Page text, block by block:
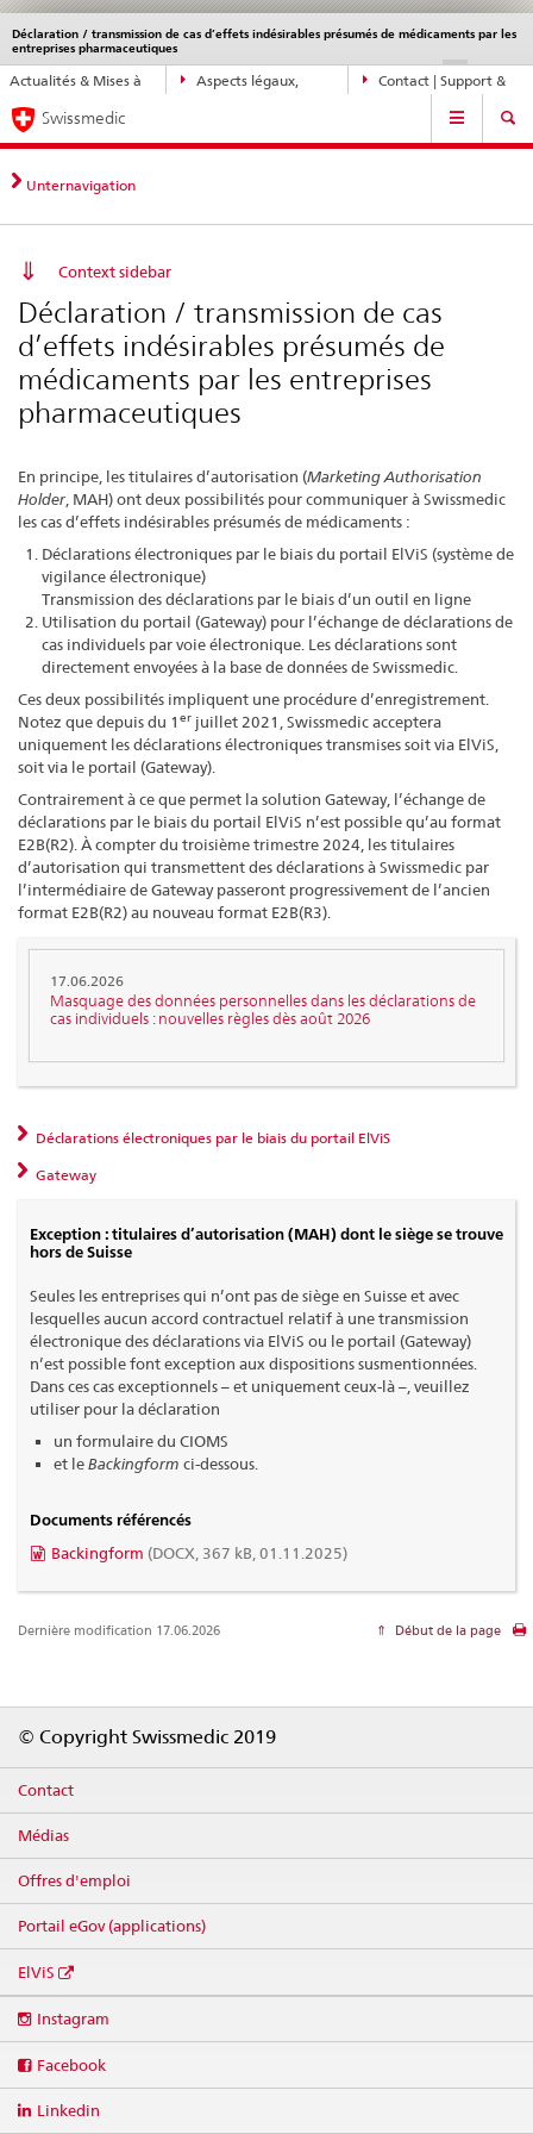
Navigation
directe:
actualités,
bases
juridiques,
contact
Actualités & Mises à
Aspects légaux,
Contact | Support &
Déclaration / transmission de cas d’effets indésirables présumés de médicaments par les
entreprises pharmaceutiques
DE EN
Service
navigation
Navigation
Swissmedic
Unternavigation
Context sidebar
Déclaration / transmission de cas
d’effets indésirables présumés de
médicaments par les entreprises
pharmaceutiques
En principe, les titulaires d’autorisation (Marketing Authorisation
Holder , MAH) ont deux possibilités pour communiquer à Swissmedic
les cas d’effets indésirables présumés de médicaments :
Déclarations électroniques par le biais du portail ElViS (système de
vigilance électronique)
Transmission des déclarations par le biais d’un outil en ligne
Utilisation du portail (Gateway) pour l’échange de déclarations de
cas individuels par voie électronique. Les déclarations sont
directement envoyées à la base de données de Swissmedic.
Ces deux possibilités impliquent une procédure d’enregistrement.
Notez que depuis du 1 er juillet 2021, Swissmedic acceptera
uniquement les déclarations électroniques transmises soit via ElViS,
soit via le portail (Gateway).
Contrairement à ce que permet la solution Gateway, l’échange de
déclarations par le biais du portail ElViS n’est possible qu’au format
E2B(R2). À compter du troisième trimestre 2024, les titulaires
d’autorisation qui transmettent des déclarations à Swissmedic par
l’intermédiaire de Gateway passeront progressivement de l’ancien
format E2B(R2) au nouveau format E2B(R3).
17.06.2026
Masquage des données personnelles dans les déclarations de
cas individuels : nouvelles règles dès août 2026
Déclarations électroniques par le biais du portail ElViS
Gateway
Exception : titulaires d’autorisation (MAH) dont le siège se trouve
hors de Suisse
Seules les entreprises qui n’ont pas de siège en Suisse et avec
lesquelles aucun accord contractuel relatif à une transmission
électronique des déclarations via ElViS ou le portail (Gateway)
n’est possible font exception aux dispositions susmentionnées.
Dans ces cas exceptionnels – et uniquement ceux-là –, veuillez
utiliser pour la déclaration
un formulaire du CIOMS
et leBackingform ci-dessous.
Documents référencés
Backingform (DOCX, 367 kB, 01.11.2025)
Dernière modification 17.06.2026 Début de la page
© Copyright Swissmedic 2019
Contact
Médias
Offres d'emploi
Portail eGov (applications)
ElViS
media
Instagram
Facebook
Linkedin